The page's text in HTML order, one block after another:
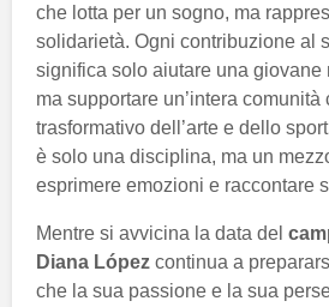
che lotta per un sogno, ma
solidarietà. Ogni contribuzione al
significa solo aiutare una giovane
ma supportare un’intera
trasformativo dell’arte e dello
è solo una disciplina, ma un
esprimere emozioni e raccontare
Mentre si avvicina la data del
Diana López continua a
che la sua passione e la sua